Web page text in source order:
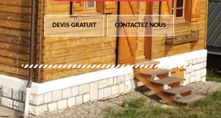
DEVIS GRATUIT CONTACTEZ NOUS